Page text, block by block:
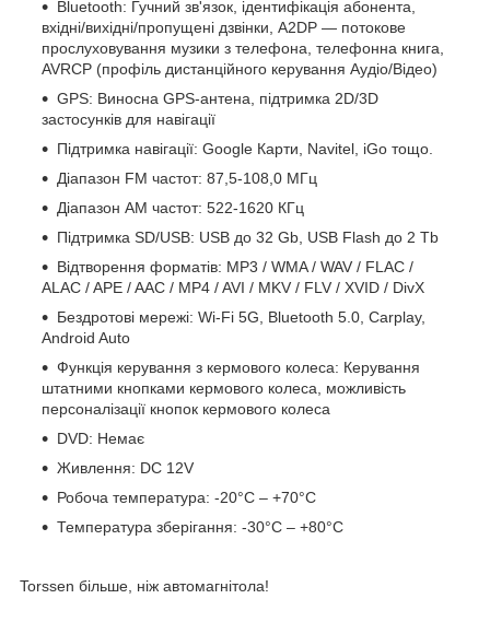
Bluetooth: Гучний зв'язок, ідентифікація абонента,
вхідні/вихідні/пропущені дзвінки, A2DP — потокове
прослуховування музики з телефона, телефонна книга,
AVRCP (профіль дистанційного керування Аудіо/Відео)
GPS: Виносна GPS-антена, підтримка 2D/3D
застосунків для навігації
Підтримка навігації: Google Карти, Navitel, iGo тощо.
Діапазон FM частот: 87,5-108,0 МГц
Діапазон АМ частот: 522-1620 КГц
Підтримка SD/USB: USB до 32 Gb, USB Flash до 2 Tb
Відтворення форматів: MP3 / WMA / WAV / FLAC /
ALAC / APE / AAC / MP4 / AVI / MKV / FLV / XVID / DivX
Бездротові мережі: Wi-Fi 5G, Bluetooth 5.0, Carplay,
Android Auto
Функція керування з кермового колеса: Керування
штатними кнопками кермового колеса, можливість
персоналізації кнопок кермового колеса
DVD: Немає
Живлення: DC 12V
Робоча температура: -20°C – +70°C
Температура зберігання: -30°C – +80°C
Torssen більше, ніж автомагнітола!